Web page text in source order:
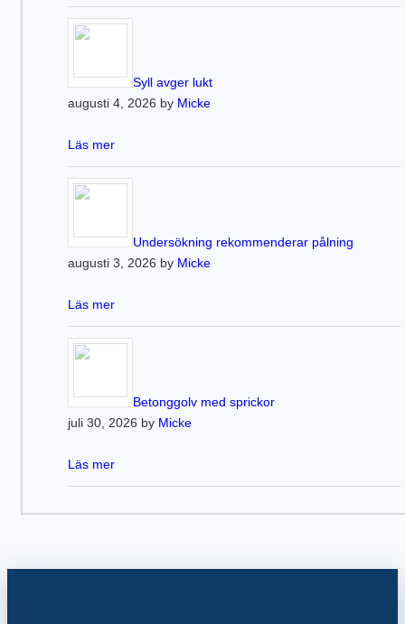
Syll avger lukt
augusti 4, 2026 by Micke
Läs mer
Undersökning rekommenderar pålning
augusti 3, 2026 by Micke
Läs mer
Betonggolv med sprickor
juli 30, 2026 by Micke
Läs mer